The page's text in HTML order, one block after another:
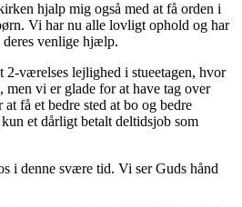
hjalp mig også med at få orden i
Vi har nu alle lovligt ophold og har
venlige hjælp.
2-værelses lejlighed i stueetagen, hvor
vi er glade for at have tag over
få et bedre sted at bo og bedre
et dårligt betalt deltidsjob som
i denne svære tid. Vi ser Guds hånd